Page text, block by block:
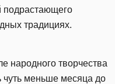
подрастающего
традициях.
народного творчества
чуть меньше месяца до